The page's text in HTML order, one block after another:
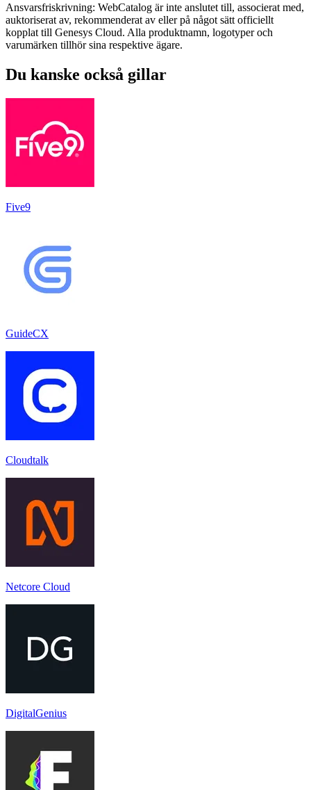
Ansvarsfriskrivning: WebCatalog är inte anslutet till, associerat med,
auktoriserat av, rekommenderat av eller på något sätt officiellt
kopplat till Genesys Cloud. Alla produktnamn, logotyper och
varumärken tillhör sina respektive ägare.
Du kanske också gillar
Five9
GuideCX
Cloudtalk
Netcore Cloud
DigitalGenius